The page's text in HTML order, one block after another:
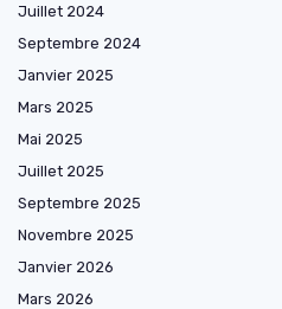
Juillet 2024
Septembre 2024
Janvier 2025
Mars 2025
Mai 2025
Juillet 2025
Septembre 2025
Novembre 2025
Janvier 2026
Mars 2026